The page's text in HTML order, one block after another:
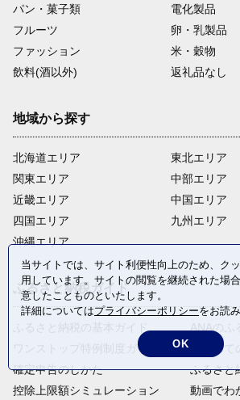
パン・菓子類
電化製品
フルーツ
卵・乳製品
ファッション
米・穀物
飲料(酒以外)
返礼品なし
地域から探す
北海道エリア
関東エリア
近畿エリア
四国エリア
沖縄エリア
東北エリア
中部エリア
中国エリア
九州エリア
ふるさと納税ガイド
ふるさと納税の基本ガイド
ワンストップ特例制度ガイド
確定申告のしかた
控除上限額シミュレーション
ANAのふ
はじめて
ふるさと
動画でわ
当サイトでは、サイト利便性向上のため、ク
用しています。サイトの閲覧を継続された場
意したことものといたします。
詳細についてはプライバシーポリシーをお読
OK